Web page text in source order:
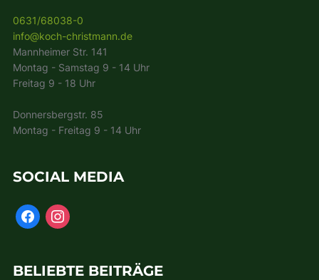
0631/68038-0
info@koch-christmann.de
Mannheimer Str. 141
Montag - Samstag 9 - 14 Uhr
Freitag 9 - 18 Uhr
Donnersbergstr. 85
Montag - Freitag 9 - 14 Uhr
SOCIAL MEDIA
BELIEBTE BEITRÄGE